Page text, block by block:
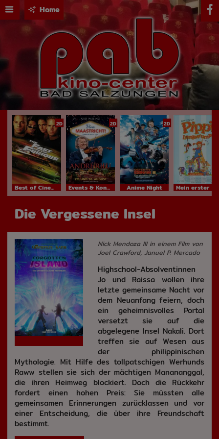
Home
2D
Best of Cinema
2D
Events & Konzerte
2D
Anime Night
Die Vergessene Insel
Nick Mendoza III in einem Film von
Joel Crawford, Januel P. Mercado
Highschool-Absolventinnen
Jo und Raissa wollen ihre
letzte gemeinsame Nacht vor
dem Neuanfang feiern, doch
ein geheimnisvolles Portal
versetzt sie auf die
abgelegene Insel Nakali. Dort
treffen sie auf Wesen aus
der philippinischen
Mythologie. Mit Hilfe des tollpatschigen Werhunds
Raww stellen sie sich der mächtigen Manananggal,
die ihren Heimweg blockiert. Doch die Rückkehr
fordert einen hohen Preis: Sie müssten alle
gemeinsamen Erinnerungen zurücklassen und vor
einer Entscheidung, die über ihre Freundschaft
bestimmt.